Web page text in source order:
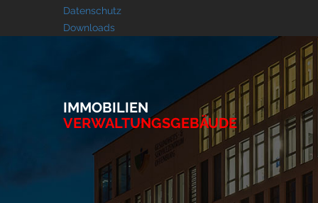
Datenschutz
Downloads
IMMOBILIEN
VERWALTUNGSGEBÄUDE